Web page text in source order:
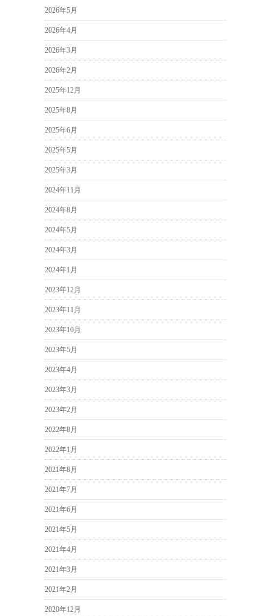
2026年5月
2026年4月
2026年3月
2026年2月
2025年12月
2025年8月
2025年6月
2025年5月
2025年3月
2024年11月
2024年8月
2024年5月
2024年3月
2024年1月
2023年12月
2023年11月
2023年10月
2023年5月
2023年4月
2023年3月
2023年2月
2022年8月
2022年1月
2021年8月
2021年7月
2021年6月
2021年5月
2021年4月
2021年3月
2021年2月
2020年12月